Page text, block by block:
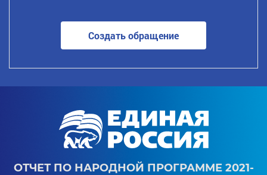
Создать обращение
ОТЧЕТ ПО НАРОДНОЙ ПРОГРАММЕ 2021-